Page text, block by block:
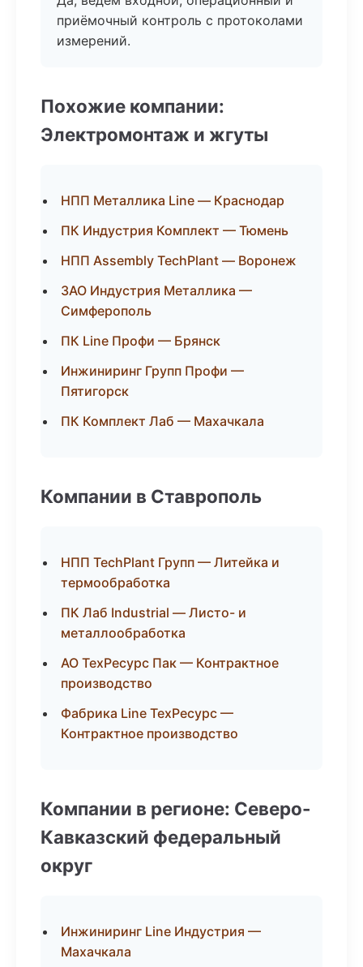
приёмочный контроль с протоколами
измерений.
Похожие компании:
Электромонтаж и жгуты
НПП Металлика Line — Краснодар
ПК Индустрия Комплект — Тюмень
НПП Assembly TechPlant — Воронеж
ЗАО Индустрия Металлика —
Симферополь
ПК Line Профи — Брянск
Инжиниринг Групп Профи —
Пятигорск
ПК Комплект Лаб — Махачкала
Компании в Ставрополь
НПП TechPlant Групп — Литейка и
термообработка
ПК Лаб Industrial — Листо- и
металлообработка
АО ТехРесурс Пак — Контрактное
производство
Фабрика Line ТехРесурс —
Контрактное производство
Компании в регионе: Северо-
Кавказский федеральный
округ
Инжиниринг Line Индустрия —
Махачкала